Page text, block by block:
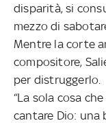
disparità, si
mezzo di
Mentre la corte
compositore,
per distruggerlo.
“La sola cosa
cantare Dio: una